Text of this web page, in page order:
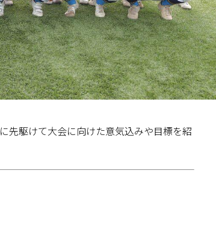
に先駆けて大会に向けた意気込みや目標を紹